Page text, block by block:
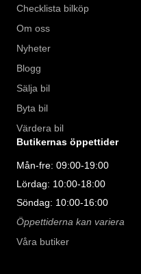
Checklista bilköp
Om oss
Nyheter
Blogg
Sälja bil
Byta bil
Värdera bil
Butikernas öppettider
Mån-fre: 09:00-19:00
Lördag: 10:00-18:00
Söndag: 10:00-16:00
Öppettiderna kan variera
Våra butiker